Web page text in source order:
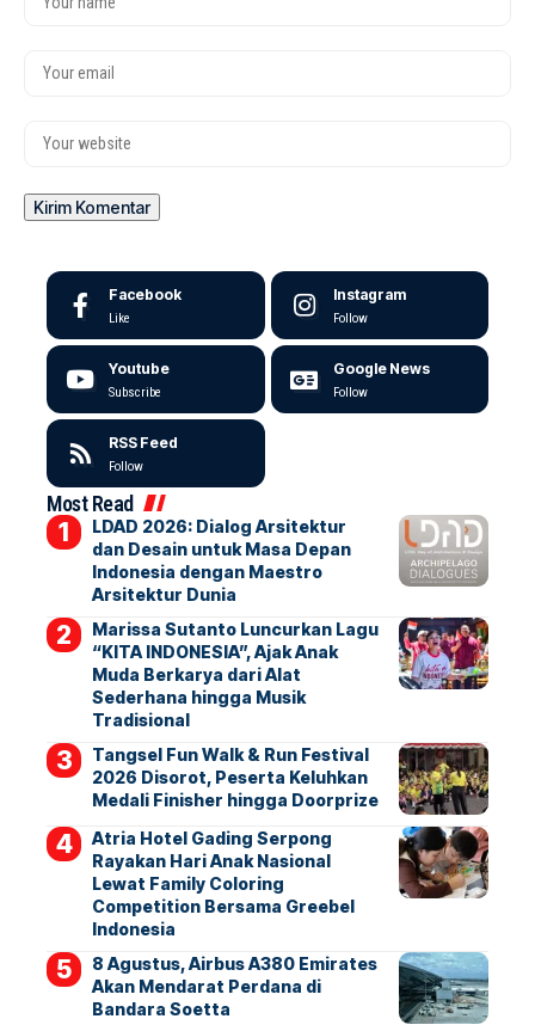
Facebook
Like
Instagram
Follow
Youtube
Subscribe
Google News
Follow
RSS Feed
Follow
Most Read
LDAD 2026: Dialog Arsitektur
dan Desain untuk Masa Depan
Indonesia dengan Maestro
Arsitektur Dunia
Marissa Sutanto Luncurkan Lagu
“KITA INDONESIA”, Ajak Anak
Muda Berkarya dari Alat
Sederhana hingga Musik
Tradisional
Tangsel Fun Walk & Run Festival
2026 Disorot, Peserta Keluhkan
Medali Finisher hingga Doorprize
Atria Hotel Gading Serpong
Rayakan Hari Anak Nasional
Lewat Family Coloring
Competition Bersama Greebel
Indonesia
8 Agustus, Airbus A380 Emirates
Akan Mendarat Perdana di
Bandara Soetta